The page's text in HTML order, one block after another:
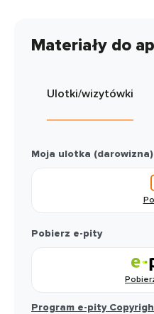
Materiały do
Ulotki/wizytówki
Moja ulotka (darowizna)
Pobierz e-pity
Program e-pity